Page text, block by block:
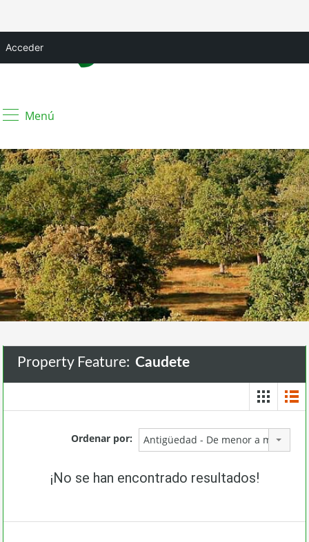
Acceder
Menú
Property Feature: Caudete
Ordenar por: Antigüedad - De menor a mayor
¡No se han encontrado resultados!